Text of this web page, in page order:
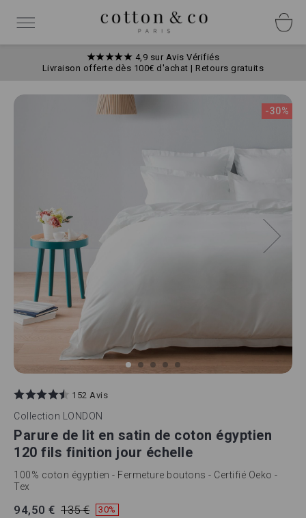
contenu
Basculer
★★★★★ 4,9 sur Avis Vérifiés
Livraison offerte dès 100€ d'achat | Retours gratuits
152 Avis
Collection LONDON
Parure de lit en satin de coton égyptien
120 fils finition jour échelle
100% coton égyptien - Fermeture boutons - Certifié Oeko -
Tex
94,50 € 135 € 30%
Skip
-30%
to
the
beginning
the
images
gallery